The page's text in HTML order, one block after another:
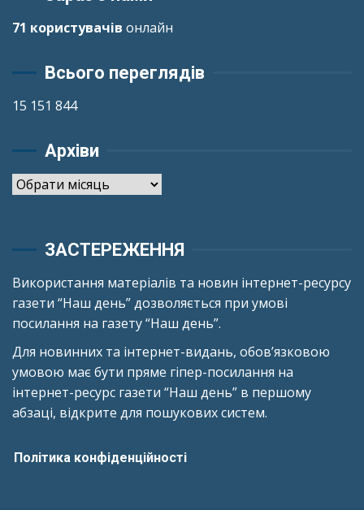
71 користувачів онлайн
Всього переглядів
15 151 844
Архіви
Архіви
ЗАСТЕРЕЖЕННЯ
Використання матеріалів та новин інтернет-ресурсу
газети “Наш день” дозволяється при умові
посилання на газету “Наш день”.
Для новинних та інтернет-видань, обов’язковою
умовою має бути пряме гіпер-посилання на
інтернет-ресурс газети “Наш день” в першому
абзаці, відкрите для пошукових систем.
Політика конфіденційності